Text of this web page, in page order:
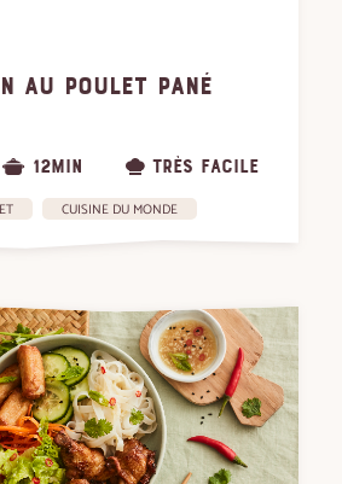
AU POULET PANÉ
12MIN TRÈS FACILE
CUISINE DU MONDE